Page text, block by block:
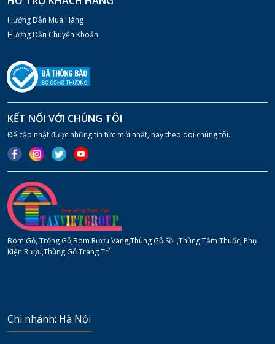
Bom Gỗ, Trống Gỗ,Bom Rượu Vang,Thùng Gỗ Sồi ,Thùng Tắm Thuốc, Phụ
Kiện Rượu,Thùng Gỗ Trang Trí
Hướng Dẫn Mua Hàng
Hướng Dẫn Chuyển Khoản
KẾT NỐI VỚI CHÚNG TÔI
Để cập nhật được những tin tức mới nhất, hãy theo dõi chúng tôi.
Chi nhánh: Hà Nội